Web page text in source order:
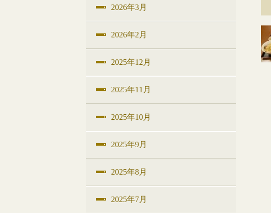
2026年3月
2026年2月
2025年12月
2025年11月
2025年10月
2025年9月
2025年8月
2025年7月